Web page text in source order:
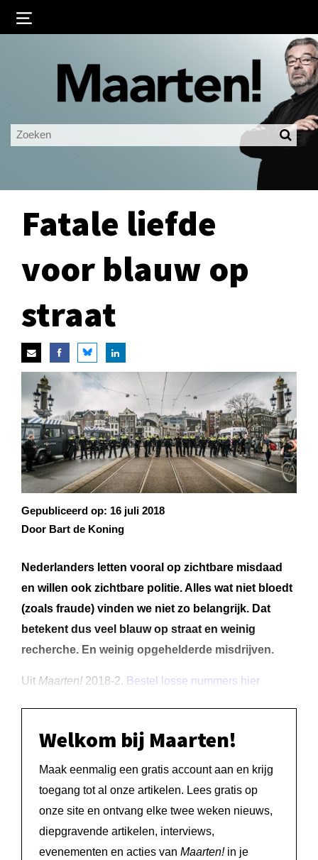
Ingelogd blijven
LOGIN
Fatale liefde
voor blauw op
straat
Gepubliceerd op: 16 juli 2018
Door Bart de Koning
Nederlanders letten vooral op zichtbare misdaad
en willen ook zichtbare politie. Alles wat niet bloedt
(zoals fraude) vinden we niet zo belangrijk. Dat
betekent dus veel blauw op straat en weinig
recherche. En weinig opgehelderde misdrijven.
Uit Maarten! 2018-2. Bestel losse nummers hier
Welkom bij Maarten!
Maak eenmalig een gratis account aan en krijg
toegang tot al onze artikelen. Lees gratis op
onze site en ontvang elke twee weken nieuws,
diepgravende artikelen, interviews,
evenementen en acties van Maarten!in je